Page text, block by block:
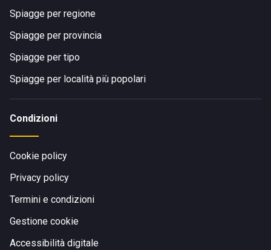
Spiagge per regione
Spiagge per provincia
Spiagge per tipo
Spiagge per località più popolari
Condizioni
Cookie policy
Privacy policy
Termini e condizioni
Gestione cookie
Accessibilità digitale